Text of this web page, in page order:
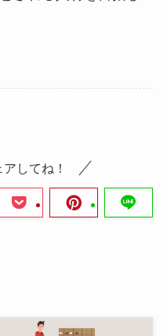
してね！